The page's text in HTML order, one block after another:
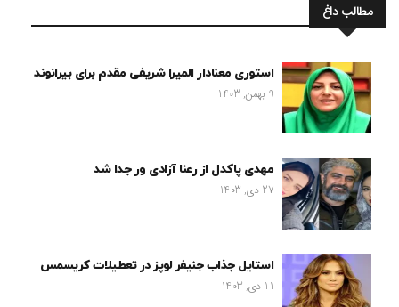
مطالب داغ
استوری معنادار المیرا شریفی مقدم برای بیرانوند
9 بهمن, 1403
مهدی پاکدل از رعنا آزادی ور جدا شد
27 دی, 1403
استایل جذاب جنیفر لوپز در تعطیلات کریسمس
11 دی, 1403